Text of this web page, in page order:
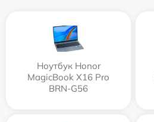
Ноутбук Honor
MagicBook X16 Pro
BRN-G56